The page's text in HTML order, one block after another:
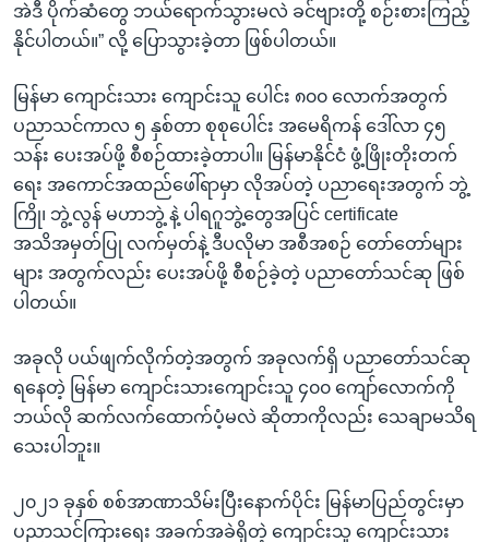
အဲဒီ ပိုက်ဆံတွေ ဘယ်ရောက်သွားမလဲ ခင်ဗျားတို့ စဉ်းစားကြည့်
နိုင်ပါတယ်။” လို့ ပြောသွားခဲ့တာ ဖြစ်ပါတယ်။
မြန်မာ ကျောင်းသား ကျောင်းသူ ပေါင်း ၈၀၀ လောက်အတွက်
ပညာသင်ကာလ ၅ နှစ်တာ စုစုပေါင်း အမေရိကန် ဒေါ်လာ ၄၅
သန်း ပေးအပ်ဖို့ စီစဉ်ထားခဲ့တာပါ။ မြန်မာနိုင်ငံ ဖွံ့ဖြိုးတိုးတက်
ရေး အကောင်အထည်ဖေါ်ရာမှာ လိုအပ်တဲ့ ပညာရေးအတွက် ဘွဲ့
ကြို၊ ဘွဲ့လွန် မဟာဘွဲ့ နဲ့ ပါရဂူဘွဲ့တွေအပြင် certificate
အသိအမှတ်ပြု လက်မှတ်နဲ့ ဒီပလိုမာ အစီအစဉ် တော်တော်များ
များ အတွက်လည်း ပေးအပ်ဖို့ စီစဉ်ခဲ့တဲ့ ပညာတော်သင်ဆု ဖြစ်
ပါတယ်။
အခုလို ပယ်ဖျက်လိုက်တဲ့အတွက် အခုလက်ရှိ ပညာတော်သင်ဆု
ရနေတဲ့ မြန်မာ ကျောင်းသားကျောင်းသူ ၄၀၀ ကျော်လောက်ကို
ဘယ်လို ဆက်လက်ထောက်ပံ့မလဲ ဆိုတာကိုလည်း သေချာမသိရ
သေးပါဘူး။
၂၀၂၁ ခုနှစ် စစ်အာဏာသိမ်းပြီးနောက်ပိုင်း မြန်မာပြည်တွင်းမှာ
ပညာသင်ကြားရေး အခက်အခဲရှိတဲ့ ကျောင်းသူ ကျောင်းသား